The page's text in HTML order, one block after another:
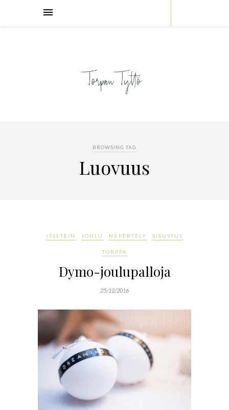
BROWSING TAG
Luovuus
ITSETEIN JOULU NÄPERTELY SISUSTUS
TORPPA
Dymo-joulupalloja
25/12/2016